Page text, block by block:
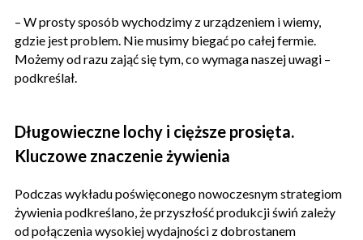
– W prosty sposób wychodzimy z urządzeniem i wiemy,
gdzie jest problem. Nie musimy biegać po całej fermie.
Możemy od razu zająć się tym, co wymaga naszej uwagi –
podkreślał.
Długowieczne lochy i cięższe prosięta.
Kluczowe znaczenie żywienia
Podczas wykładu poświęconego nowoczesnym strategiom
żywienia podkreślano, że przyszłość produkcji świń zależy
od połączenia wysokiej wydajności z dobrostanem